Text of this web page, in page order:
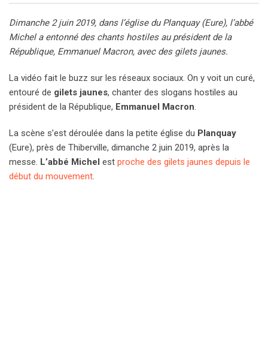
Dimanche 2 juin 2019, dans l’église du Planquay (Eure), l’abbé
Michel a entonné des chants hostiles au président de la
République, Emmanuel Macron, avec des gilets jaunes.
La vidéo fait le buzz sur les réseaux sociaux. On y voit un curé,
entouré de gilets jaunes, chanter des slogans hostiles au
président de la République, Emmanuel Macron.
La scène s’est déroulée dans la petite église du Planquay
(Eure), près de Thiberville, dimanche 2 juin 2019, après la
messe. L’abbé Michel est proche des gilets jaunes depuis le
début du mouvement.